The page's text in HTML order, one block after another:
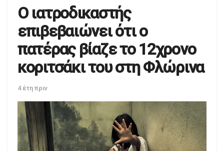
Ο ιατροδικαστής
επιβεβαιώνει ότι ο
πατέρας βίαζε το 12χρονο
κοριτσάκι του στη Φλώρινα
4 έτη πριν